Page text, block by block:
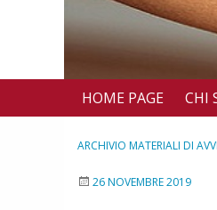
HOME PAGE CHI
ARCHIVIO MATERIALI DI
26 NOVEMBRE 2019